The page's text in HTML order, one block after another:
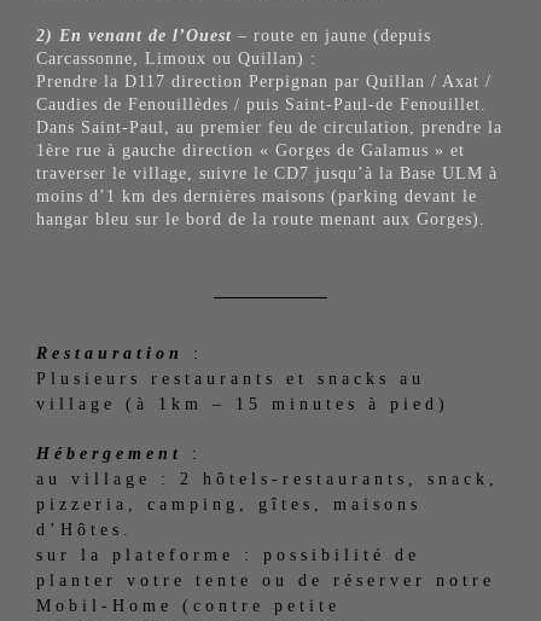
2) En venant de l’Ouest – route en jaune (depuis
Carcassonne, Limoux ou Quillan) :
Prendre la D117 direction Perpignan par Quillan / Axat /
Caudies de Fenouillèdes / puis Saint-Paul-de Fenouillet.
Dans Saint-Paul, au premier feu de circulation, prendre la
1ère rue à gauche direction « Gorges de Galamus » et
traverser le village, suivre le CD7 jusqu’à la Base ULM à
moins d’1 km des dernières maisons (parking devant le
hangar bleu sur le bord de la route menant aux Gorges).
Restauration
:
Plusieurs restaurants et snacks au
village (à 1km – 15 minutes à pied)
Hébergement
:
au village : 2 hôtels-restaurants, snack,
pizzeria, camping, gîtes, maisons
d’Hôtes.
sur la plateforme : possibilité de
planter votre tente ou de réserver notre
Mobil-Home (contre petite